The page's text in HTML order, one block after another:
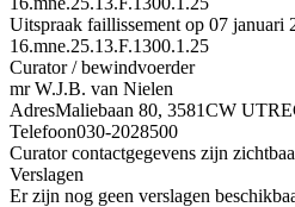
Uitspraak faillissement op 07 januari
16.mne.25.13.F.1300.1.25
Curator / bewindvoerder
mr W.J.B. van Nielen
AdresMaliebaan 80, 3581CW
Telefoon030-2028500
Curator contactgegevens zijn
Verslagen
Er zijn nog geen verslagen